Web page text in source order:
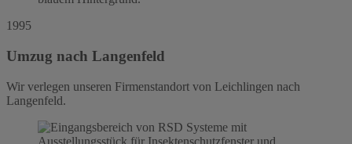
1995
Umzug nach Langenfeld
Wir verlegen unseren Firmenstandort von Leichlingen nach
Langenfeld.